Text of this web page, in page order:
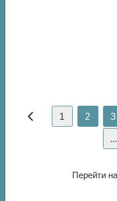
1 2 3
...
Перейти